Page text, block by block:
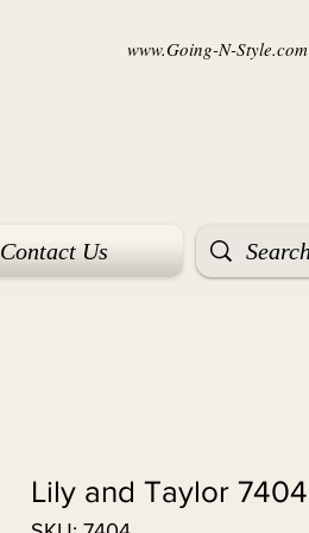
www.Going-N-Style.com
Contact Us
Lily and Taylor 7404